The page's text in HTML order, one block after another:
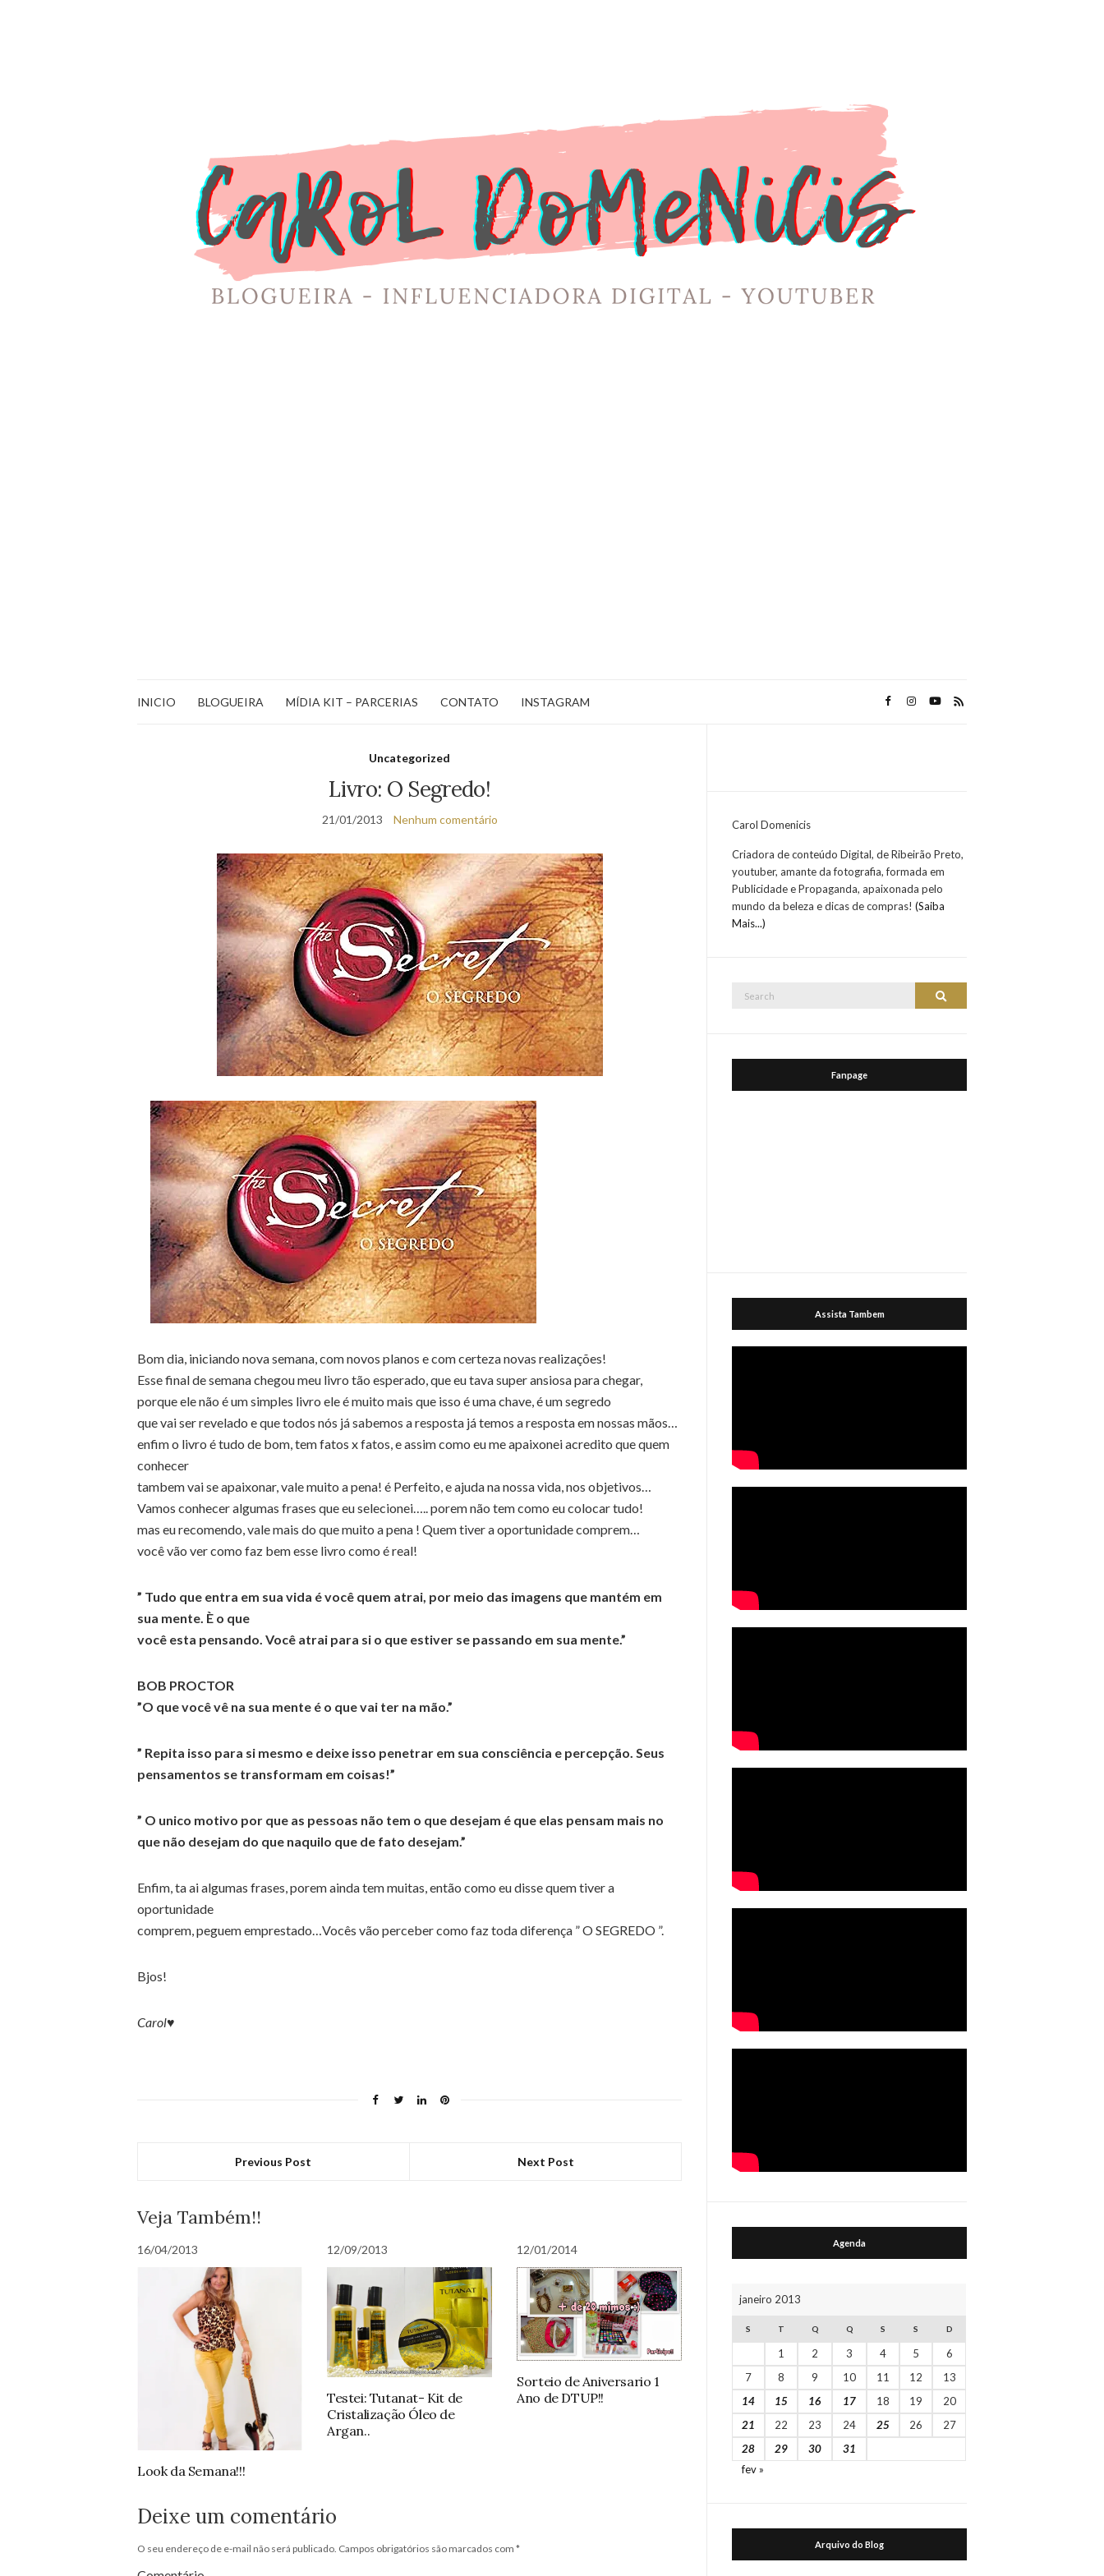
INICIO BLOGUEIRA MÍDIA KIT – PARCERIAS CONTATO INSTAGRAM
Uncategorized
Livro: O Segredo!
21/01/2013 Nenhum comentário
Bom dia, iniciando nova semana, com novos planos e com certeza novas realizações!
Esse final de semana chegou meu livro tão esperado, que eu tava super ansiosa para chegar,
porque ele não é um simples livro ele é muito mais que isso é uma chave, é um segredo
que vai ser revelado e que todos nós já sabemos a resposta já temos a resposta em nossas mãos…
enfim o livro é tudo de bom, tem fatos x fatos, e assim como eu me apaixonei acredito que quem
conhecer
tambem vai se apaixonar, vale muito a pena! é Perfeito, e ajuda na nossa vida, nos objetivos…
Vamos conhecer algumas frases que eu selecionei….. porem não tem como eu colocar tudo!
mas eu recomendo, vale mais do que muito a pena ! Quem tiver a oportunidade comprem…
você vão ver como faz bem esse livro como é real!
” Tudo que entra em sua vida é você quem atrai, por meio das imagens que mantém em
sua mente. È o que
você esta pensando. Você atrai para si o que estiver se passando em sua mente.”
BOB PROCTOR
”O que você vê na sua mente é o que vai ter na mão.”
” Repita isso para si mesmo e deixe isso penetrar em sua consciência e percepção. Seus
pensamentos se transformam em coisas!”
” O unico motivo por que as pessoas não tem o que desejam é que elas pensam mais no
que não desejam do que naquilo que de fato desejam.”
Enfim, ta ai algumas frases, porem ainda tem muitas, então como eu disse quem tiver a
oportunidade
comprem, peguem emprestado…Vocês vão perceber como faz toda diferença ” O SEGREDO ”.
Bjos!
Carol♥
Previous Post Next Post
Veja Também!!
16/04/2013
Look da Semana!!!
12/09/2013
Testei: Tutanat- Kit de
Cristalização Óleo de
Argan..
12/01/2014
Sorteio de Aniversario 1
Ano de DTUP!!
Deixe um comentário
O seu endereço de e-mail não será publicado. Campos obrigatórios são marcados com *
Carol Domenicis
Criadora de conteúdo Digital, de Ribeirão Preto,
youtuber, amante da fotografia, formada em
Publicidade e Propaganda, apaixonada pelo
mundo da beleza e dicas de compras!(Saiba
Mais...)
Search
Search
Fanpage
Assista Tambem
Agenda
janeiro 2013
S T Q Q S S D
1 2 3 4 5
6
7
8 9 10 11 12
13
14
15 16 17 18 19
20
21
22 23 24 25 26
27
28
29 30
31
fev »
Arquivo do Blog